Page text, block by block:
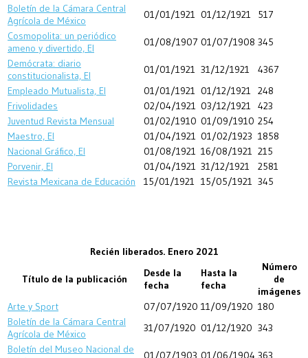
Boletín de la Cámara Central
Agrícola de México
01/01/1921 01/12/1921
517
Cosmopolita: un periódico
ameno y divertido, El
01/08/1907 01/07/1908 345
Demócrata: diario
constitucionalista, El
01/01/1921 31/12/1921
4367
Empleado Mutualista, El
01/01/1921 01/12/1921
248
Frivolidades
02/04/1921 03/12/1921
423
Juventud Revista Mensual
01/02/1910 01/09/1910 254
Maestro, El
01/04/1921 01/02/1923 1858
Nacional Gráfico, El
01/08/1921 16/08/1921
215
Porvenir, El
01/04/1921 31/12/1921
2581
Revista Mexicana de Educación
15/01/1921 15/05/1921 345
Recién liberados. Enero 2021
Título de la publicación
Desde la
fecha
Hasta la
fecha
Número
de
imágenes
Arte y Sport
07/07/1920 11/09/1920 180
Boletín de la Cámara Central
Agrícola de México
31/07/1920 01/12/1920 343
Boletín del Museo Nacional de
01/07/1903 01/06/1904 363